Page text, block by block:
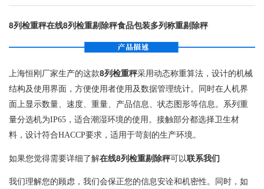
8列检重秤在线8列检重剔除秤食品包装多列称重剔除秤
上海恒刚厂家生产的这款8列检重秤采用动态称重算法，设计的机械
结构及使用界面，方便使用者使用及数据管理统计。同时在人机界
面上显示数量、速度、重量、产品信息、状态图形等信息。系列重
量分选机为IP65，适合潮湿环境的使用。接触部分都选择卫生材
料，设计符合HACCP要求，适用于苛刻的生产环境。
如果您觉得需要详细了解在线8列检重剔除秤可以联系我们
我们理解您的顾虑，我们会保正您的信息安诠和机密性。同时，如